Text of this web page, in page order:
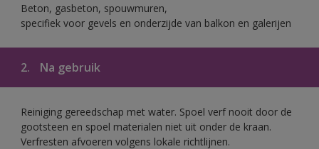
Beton, gasbeton, spouwmuren,
specifiek voor gevels en onderzijde van balkon en galerijen
2. Na gebruik
Reiniging gereedschap met water. Spoel verf nooit door de
gootsteen en spoel materialen niet uit onder de kraan.
Verfresten afvoeren volgens lokale richtlijnen.